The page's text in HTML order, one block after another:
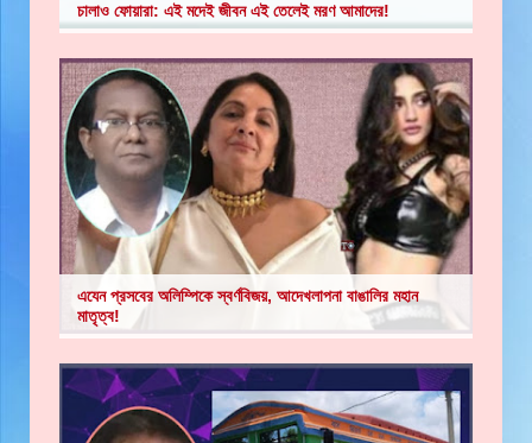
চালাও ফোয়ারা: এই মদেই জীবন এই তেলেই মরণ আমাদের!
এযেন প্রসবের অলিম্পিকে স্বর্ণবিজয়, আদেখলাপনা বাঙালির মহান
মাতৃত্ব!